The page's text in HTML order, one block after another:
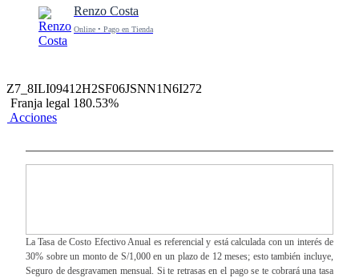
Renzo Costa
Online • Pago en Tienda
Z7_8ILI09412H2SF06JSNN1N6I272
Franja legal 180.53%
Acciones
La Tasa de Costo Efectivo Anual es referencial y está calculada con un interés de
30% sobre un monto de S/1,000 en un plazo de 12 meses; esto también incluye,
Seguro de desgravamen mensual. Si te retrasas en el pago se te cobrará una tasa